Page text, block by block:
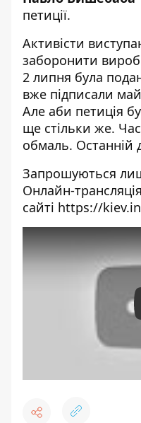
петиції.
Активісти
заборонити
2 липня була
вже підписали
Але аби петиція
ще стільки же.
обмаль. Останній
Запрошуються
Онлайн-
сайті https://